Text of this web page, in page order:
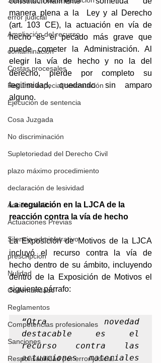
error judicial
Ampliación del recurso
contaminación
Costas procesales
Recurso especial contratación
Ejecución de sentencia
Cosa Juzgada
No discriminación
Supletoriedad del Derecho Civil
plazo máximo procedimiento
declaración de lesividad
Acción pública
Actuaciones Previas
Silencio administrativo
prescripcion
Nulidad
Codemandado
Reglamentos
Competencias profesionales
Sanciones
Responsabilidad por error judicial
manera plena a la  Ley y al Derecho
(art. 103 CE), la actuación en vía de
hecho es el pecado más grave que
puede cometer la Administración. Al
elegir la vía de hecho y no la del
derecho, pierde por completo su
legitimidad, quedando sin amparo
alguno.
La regulación en la LJCA de la
reacción contra la vía de hecho
La Exposición de Motivos de la LJCA
incluyó el recurso contra la vía de
hecho dentro de su ámbito, incluyendo
dentro de la Exposición de Motivos el
siguiente párrafo:
“Otra novedad
destacable es el
recurso contra las
actuaciones materiales